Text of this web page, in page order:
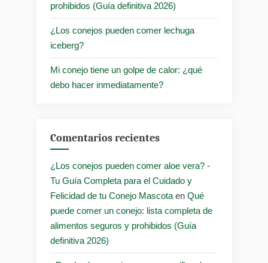
prohibidos (Guía definitiva 2026)
¿Los conejos pueden comer lechuga
iceberg?
Mi conejo tiene un golpe de calor: ¿qué
debo hacer inmediatamente?
Comentarios recientes
¿Los conejos pueden comer aloe vera? -
Tu Guía Completa para el Cuidado y
Felicidad de tu Conejo Mascota en Qué
puede comer un conejo: lista completa de
alimentos seguros y prohibidos (Guía
definitiva 2026)